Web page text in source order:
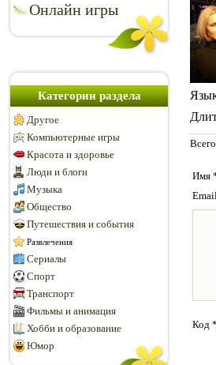
Онлайн игры
Категории раздела
Другое
Компьютерные игры
Красота и здоровье
Люди и блоги
Музыка
Общество
Путешествия и события
Развлечения
Сериалы
Спорт
Транспорт
Фильмы и анимация
Хобби и образование
Юмор
Имя
Код